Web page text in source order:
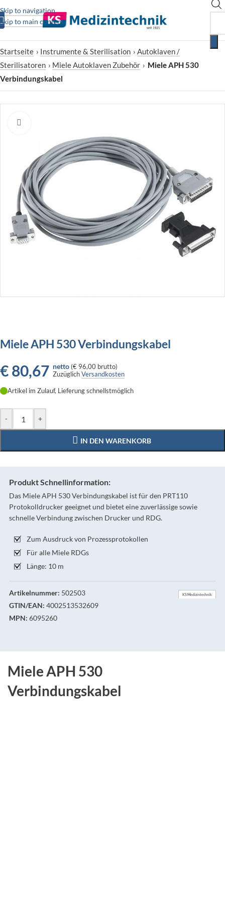
Skip to navigation
Skip to main content
Startseite › Instrumente & Sterilisation › Autoklaven /
Sterilisatoren › Miele Autoklaven Zubehör › Miele APH 530
Verbindungskabel
Miele APH 530 Verbindungskabel
€80,67 netto (€ 96,00 brutto)
ZuzüglichVersandkosten
Artikel im Zulauf, Lieferung schnellstmöglich
- +
IN DEN WARENKORB
Produkt Schnellinformation:
Das Miele APH 530 Verbindungskabel ist für den PRT110
Protokolldrucker geeignet und bietet eine zuverlässige sowie
schnelle Verbindung zwischen Drucker und RDG.
Zum Ausdruck von Prozessprotokollen
Für alle Miele RDGs
Länge: 10 m
Artikelnummer: 502503
GTIN/EAN: 4002513532609
MPN: 6095260
KS Medizintechnik
Miele APH 530
Verbindungskabel